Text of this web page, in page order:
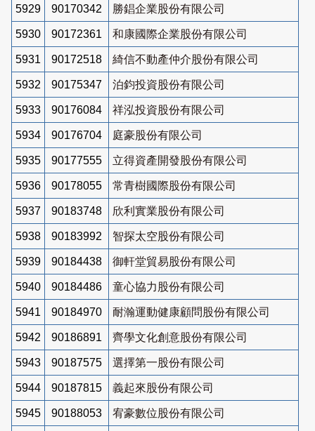
5929 90170342 勝錩企業股份有限公司
5930 90172361 和康國際企業股份有限公司
5931 90172518 綺信不動產仲介股份有限公司
5932 90175347 泊鈞投資股份有限公司
5933 90176084 祥泓投資股份有限公司
5934 90176704 庭豪股份有限公司
5935 90177555 立得資產開發股份有限公司
5936 90178055 常青樹國際股份有限公司
5937 90183748 欣利實業股份有限公司
5938 90183992 智探太空股份有限公司
5939 90184438 御軒堂貿易股份有限公司
5940 90184486 童心協力股份有限公司
5941 90184970 耐瀚運動健康顧問股份有限公司
5942 90186891 齊學文化創意股份有限公司
5943 90187575 選擇第一股份有限公司
5944 90187815 義起來股份有限公司
5945 90188053 宥豪數位股份有限公司